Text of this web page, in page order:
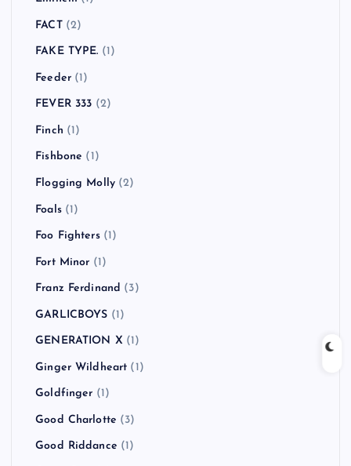
FACT(2)
FAKE TYPE. (1)
Feeder(1)
FEVER 333 (2)
Finch (1)
Fishbone (1)
Flogging Molly (2)
Foals(1)
Foo Fighters(1)
Fort Minor (1)
Franz Ferdinand (3)
GARLICBOYS (1)
GENERATION X (1)
Ginger Wildheart (1)
Goldfinger (1)
Good Charlotte (3)
Good Riddance (1)